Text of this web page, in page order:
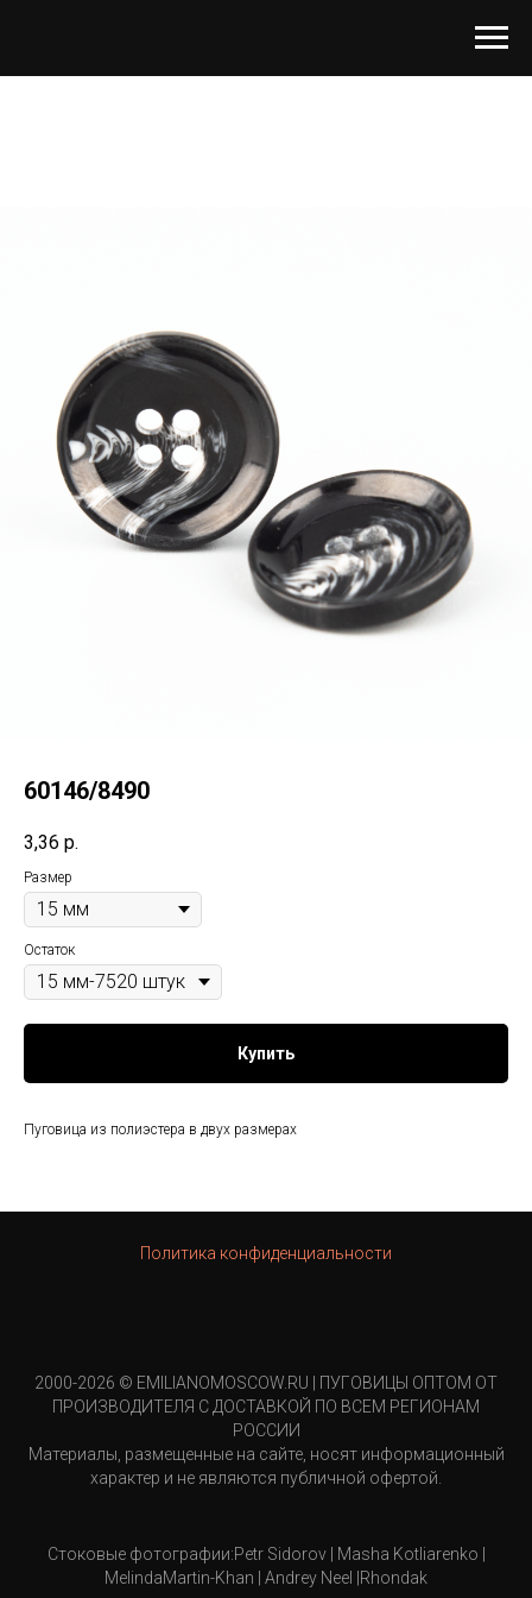
60146/8490
3,36 р.
Размер
Остаток
Купить
Пуговица из полиэстера в двух размерах
Политика конфиденциальности
2000-2026 © EMILIANOMOSCOW.RU | ПУГОВИЦЫ ОПТОМ ОТ
ПРОИЗВОДИТЕЛЯ С ДОСТАВКОЙ ПО ВСЕМ РЕГИОНАМ
РОССИИ
Материалы, размещенные на сайте, носят информационный
характер и не являются публичной офертой.
Стоковые фотографии:Petr Sidorov | Masha Kotliarenko |
MelindaMartin-Khan | Andrey Neel |Rhondak